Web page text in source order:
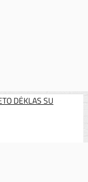
DĖKLAS SU